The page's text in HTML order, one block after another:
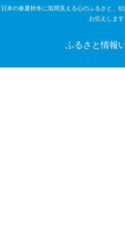
日本の春夏秋冬に垣間見える心のふるさと、
お伝えします
ふるさと情報